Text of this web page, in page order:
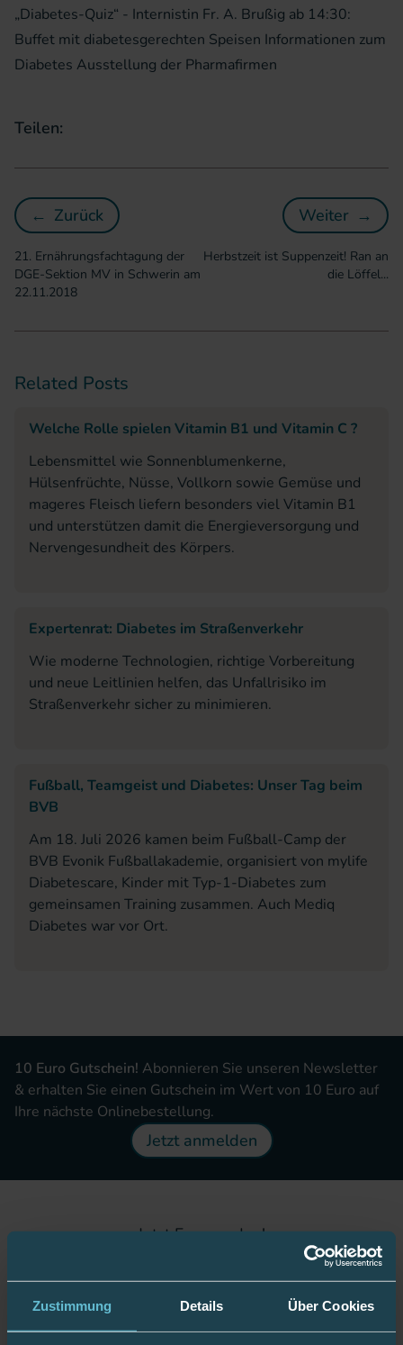
Zustimmung Details Über Cookies
„Diabetes-Quiz“ - Internistin Fr. A. Brußig ab 14:30:
Buffet mit diabetesgerechten Speisen Informationen zum
Diabetes Ausstellung der Pharmafirmen
Teilen:
← Zurück
21. Ernährungsfachtagung der DGE-Sektion
21. Ernährungsfachtagung der
DGE-Sektion MV in Schwerin am
22.11.2018
Weiter →
Herbstzeit ist Suppenzeit! Ran an
die Löffel...
Related Posts
Welche Rolle spielen Vitamin B1 und Vitamin C ?
Lebensmittel wie Sonnenblumenkerne,
Hülsenfrüchte, Nüsse, Vollkorn sowie Gemüse und
mageres Fleisch liefern besonders viel Vitamin B1
und unterstützen damit die Energieversorgung und
Nervengesundheit des Körpers.
Expertenrat: Diabetes im Straßenverkehr
Wie moderne Technologien, richtige Vorbereitung
und neue Leitlinien helfen, das Unfallrisiko im
Straßenverkehr sicher zu minimieren.
Fußball, Teamgeist und Diabetes: Unser Tag beim
BVB
Am 18. Juli 2026 kamen beim Fußball-Camp der
BVB Evonik Fußballakademie, organisiert von mylife
Diabetescare, Kinder mit Typ-1-Diabetes zum
gemeinsamen Training zusammen. Auch Mediq
Diabetes war vor Ort.
10 Euro Gutschein! Abonnieren Sie unseren Newsletter
& erhalten Sie einen Gutschein im Wert von 10 Euro auf
Ihre nächste Onlinebestellung.
Jetzt anmelden
Jetzt Fan werden!
Bleiben Sie gut informiert: